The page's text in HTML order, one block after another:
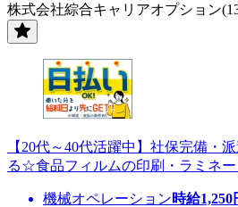
株式会社綜合キャリアオプション
【20代～40代活躍中】社保完備・
る☆食品フィルムの印刷・ラミネ
機械オペレーション時給1,250